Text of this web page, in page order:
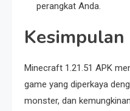
perangkat Anda.
Kesimpulan
Minecraft 1.21.51 APK
game yang diperkaya
monster, dan